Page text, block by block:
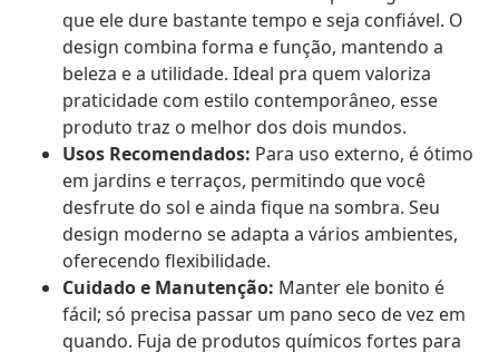
que ele dure bastante tempo e seja confiável. O
design combina forma e função, mantendo a
beleza e a utilidade. Ideal pra quem valoriza
praticidade com estilo contemporâneo, esse
produto traz o melhor dos dois mundos.
Usos Recomendados: Para uso externo, é ótimo
em jardins e terraços, permitindo que você
desfrute do sol e ainda fique na sombra. Seu
design moderno se adapta a vários ambientes,
oferecendo flexibilidade.
Cuidado e Manutenção: Manter ele bonito é
fácil; só precisa passar um pano seco de vez em
quando. Fuja de produtos químicos fortes para